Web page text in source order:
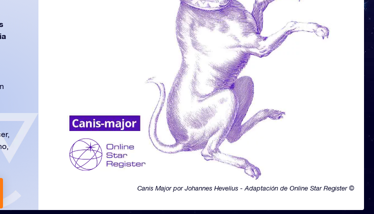
Canis Major por Johannes Hevelius - Adaptación de Online Star Register ©